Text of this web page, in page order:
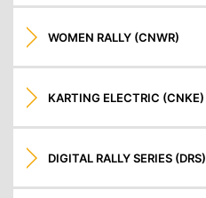
WOMEN RALLY (CNWR)
KARTING ELECTRIC (CNKE)
DIGITAL RALLY SERIES (DRS)